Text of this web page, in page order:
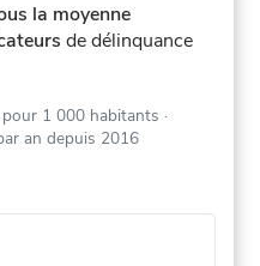
la moyenne
de délinquance
1 000 habitants ·
an depuis 2016